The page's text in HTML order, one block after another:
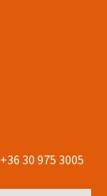
+36 30 975 3005